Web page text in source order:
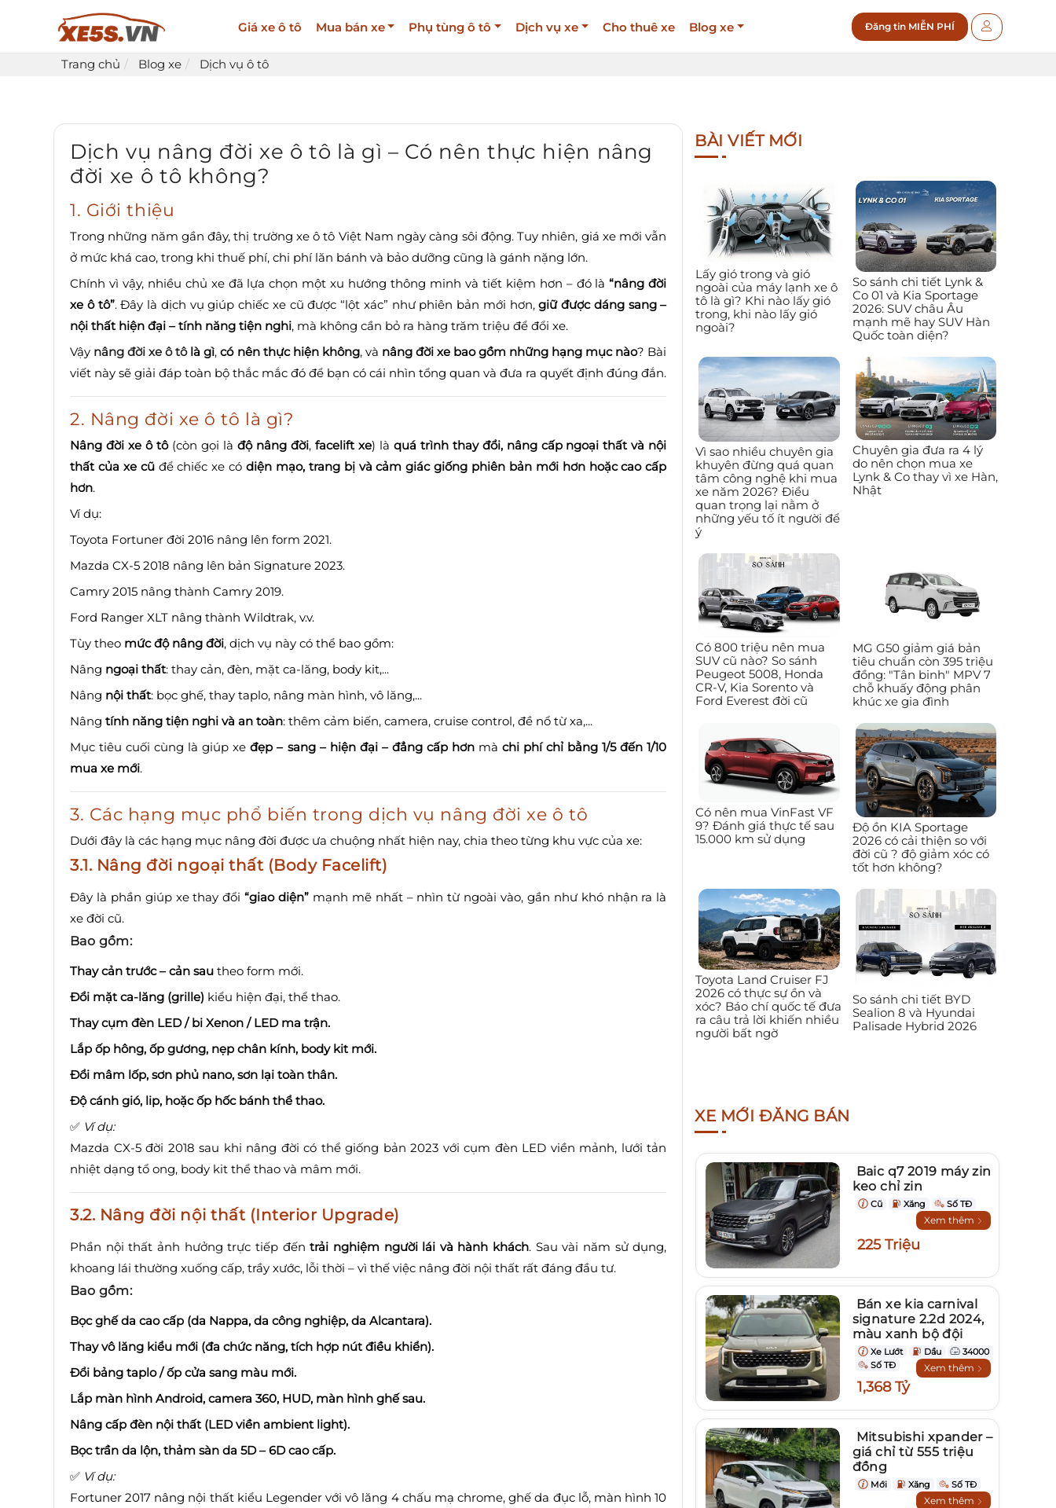
Giá xe ô tô Mua bán xe Phụ tùng ô tô Dịch vụ xe Cho thuê xe Blog xe Đăng tin MIỄN PHÍ
Trang chủ Blog xe Dịch vụ ô tô
Dịch vụ nâng đời xe ô tô là gì – Có nên thực hiện nâng
đời xe ô tô không?
1. Giới thiệu
Trong những năm gần đây, thị trường xe ô tô Việt Nam ngày càng sôi động. Tuy nhiên, giá xe mới vẫn
ở mức khá cao, trong khi thuế phí, chi phí lăn bánh và bảo dưỡng cũng là gánh nặng lớn.
Chính vì vậy, nhiều chủ xe đã lựa chọn một xu hướng thông minh và tiết kiệm hơn – đó là“nâng đời
xe ô tô”. Đây là dịch vụ giúp chiếc xe cũ được “lột xác” như phiên bản mới hơn,giữ được dáng sang –
nội thất hiện đại – tính năng tiện nghi, mà không cần bỏ ra hàng trăm triệu để đổi xe.
Vậy nâng đời xe ô tôlà gì,có nên thực hiện không, và nâng đời xe bao gồm những hạng mục nào? Bài
viết này sẽ giải đáp toàn bộ thắc mắc đó để bạn có cái nhìn tổng quan và đưa ra quyết định đúng đắn.
2. Nâng đời xe ô tô là gì?
Nâng đời xe ô tô(còn gọi là độ nâng đời, facelift xe) là quá trình thay đổi, nâng cấp ngoại thất và nội
thất của xe cũđể chiếc xe códiện mạo, trang bị và cảm giác giống phiên bản mới hơn hoặc cao cấp
hơn.
Ví dụ:
Toyota Fortuner đời 2016 nâng lên form 2021.
Mazda CX-5 2018 nâng lên bản Signature 2023.
Camry 2015 nâng thành Camry 2019.
Ford Ranger XLT nâng thành Wildtrak, v.v.
Tùy theo mức độ nâng đời, dịch vụ này có thể bao gồm:
Nâng ngoại thất: thay cản, đèn, mặt ca-lăng, body kit,...
Nâng nội thất: bọc ghế, thay taplo, nâng màn hình, vô lăng,...
Nâng tính năng tiện nghi và an toàn: thêm cảm biến, camera, cruise control, đề nổ từ xa,...
Mục tiêu cuối cùng là giúp xeđẹp – sang – hiện đại – đẳng cấp hơnmàchi phí chỉ bằng 1/5 đến 1/10
mua xe mới.
3. Các hạng mục phổ biến trong dịch vụ nâng đời xe ô tô
Dưới đây là các hạng mục nâng đời được ưa chuộng nhất hiện nay, chia theo từng khu vực của xe:
3.1. Nâng đời ngoại thất (Body Facelift)
Đây là phần giúp xe thay đổi“giao diện” mạnh mẽ nhất – nhìn từ ngoài vào, gần như khó nhận ra là
xe đời cũ.
Bao gồm:
Thay cản trước – cản sau theo form mới.
Đổi mặt ca-lăng (grille) kiểu hiện đại, thể thao.
Thay cụm đèn LED / bi Xenon / LED ma trận.
Lắp ốp hông, ốp gương, nẹp chân kính, body kit mới.
Đổi mâm lốp, sơn phủ nano, sơn lại toàn thân.
Độ cánh gió, lip, hoặc ốp hốc bánh thể thao.
✅ Ví dụ:
Mazda CX-5 đời 2018 sau khi nâng đời có thể giống bản 2023 với cụm đèn LED viền mảnh, lưới tản
nhiệt dạng tổ ong, body kit thể thao và mâm mới.
3.2. Nâng đời nội thất (Interior Upgrade)
Phần nội thất ảnh hưởng trực tiếp đếntrải nghiệm người lái và hành khách. Sau vài năm sử dụng,
khoang lái thường xuống cấp, trầy xước, lỗi thời – vì thế việc nâng đời nội thất rất đáng đầu tư.
Bao gồm:
Bọc ghế da cao cấp (da Nappa, da công nghiệp, da Alcantara).
Thay vô lăng kiểu mới (đa chức năng, tích hợp nút điều khiển).
Đổi bảng taplo / ốp cửa sang màu mới.
Lắp màn hình Android, camera 360, HUD, màn hình ghế sau.
Nâng cấp đèn nội thất (LED viền ambient light).
Bọc trần da lộn, thảm sàn da 5D – 6D cao cấp.
✅ Ví dụ:
Fortuner 2017 nâng nội thất kiểu Legender với vô lăng 4 chấu mạ chrome, ghế da đục lỗ, màn hình 10
BÀI VIẾT MỚI
Lấy gió trong và gió
ngoài của máy lạnh xe ô
tô là gì? Khi nào lấy gió
trong, khi nào lấy gió
ngoài?
So sánh chi tiết Lynk &
Co 01 và Kia Sportage
2026: SUV châu Âu
mạnh mẽ hay SUV Hàn
Quốc toàn diện?
Vì sao nhiều chuyên gia
khuyên đừng quá quan
tâm công nghệ khi mua
xe năm 2026? Điều
quan trọng lại nằm ở
những yếu tố ít người để
ý
Chuyên gia đưa ra 4 lý
do nên chọn mua xe
Lynk & Co thay vì xe Hàn,
Nhật
Có 800 triệu nên mua
SUV cũ nào? So sánh
Peugeot 5008, Honda
CR-V, Kia Sorento và
Ford Everest đời cũ
MG G50 giảm giá bản
tiêu chuẩn còn 395 triệu
đồng: "Tân binh" MPV 7
chỗ khuấy động phân
khúc xe gia đình
Có nên mua VinFast VF
9? Đánh giá thực tế sau
15.000 km sử dụng
Độ ồn KIA Sportage
2026 có cải thiện so với
đời cũ ? độ giảm xóc có
tốt hơn không?
Toyota Land Cruiser FJ
2026 có thực sự ồn và
xóc? Báo chí quốc tế đưa
ra câu trả lời khiến nhiều
người bất ngờ
So sánh chi tiết BYD
Sealion 8 và Hyundai
Palisade Hybrid 2026
XE MỚI ĐĂNG BÁN
Baic q7 2019 máy zin
keo chỉ zin
Cũ Xăng Số TĐ
Xem thêm
225 Triệu
Bán xe kia carnival
signature 2.2d 2024,
màu xanh bộ đội
Xe Lướt Dầu
34000
Số TĐ
Xem thêm
1,368 Tỷ
Mitsubishi xpander –
giá chỉ từ 555 triệu
đồng
Mới Xăng Số TĐ
Xem thêm